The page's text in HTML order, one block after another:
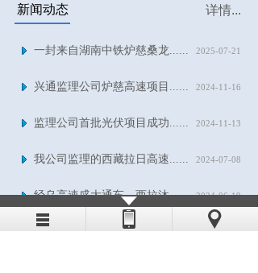
详情...
新闻动态
一封来自湖南中铁炉慈桑龙...... 2025-07-21
兴通监理公司炉慈高速项目...... 2024-11-16
监理公司首批光伏项目成功...... 2024-11-13
我公司监理的西藏拉日高速...... 2024-07-08
经乌高速盛大通车，西拉沐...... 2024-06-19